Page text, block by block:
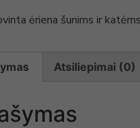
ėriena šunims ir
Atsiliepimai (0)